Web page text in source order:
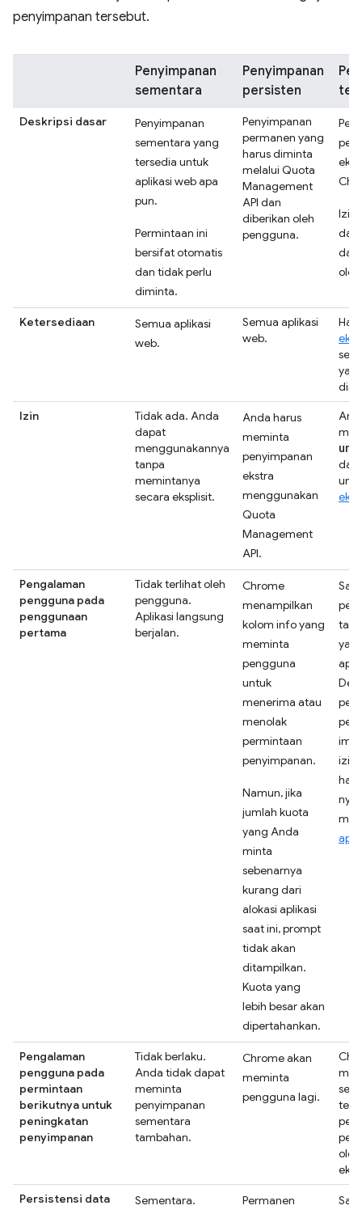
penyimpanan tersebut.
Penyimpanan
sementara
Penyimpanan
persisten
Deskripsi dasar
Penyimpanan
sementara yang
tersedia untuk
aplikasi web apa
pun.
Permintaan ini
bersifat otomatis
dan tidak perlu
diminta.
Penyimpanan
permanen yang
harus diminta
melalui Quota
Management
API dan
diberikan oleh
pengguna.
Izin
dan
Ketersediaan
Semua aplikasi
web.
Semua aplikasi
web.
Izin
Tidak ada. Anda
dapat
menggunakannya
tanpa
memintanya
secara eksplisit.
Anda harus
meminta
penyimpanan
ekstra
menggunakan
Quota
Management
API.
Pengalaman
pengguna pada
penggunaan
pertama
Tidak terlihat oleh
pengguna.
Aplikasi langsung
berjalan.
Chrome
menampilkan
kolom info yang
meminta
pengguna
untuk
menerima atau
menolak
permintaan
penyimpanan.
Namun, jika
jumlah kuota
yang Anda
minta
sebenarnya
kurang dari
alokasi aplikasi
saat ini, prompt
tidak akan
ditampilkan.
Kuota yang
lebih besar akan
dipertahankan.
izin
nya
Pengalaman
pengguna pada
permintaan
berikutnya untuk
peningkatan
penyimpanan
Tidak berlaku.
Anda tidak dapat
meminta
penyimpanan
sementara
tambahan.
Chrome akan
meminta
pengguna lagi.
Persistensi data
Sementara.
Permanen